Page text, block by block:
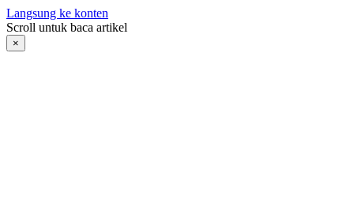
Langsung ke konten
Scroll untuk baca artikel
×